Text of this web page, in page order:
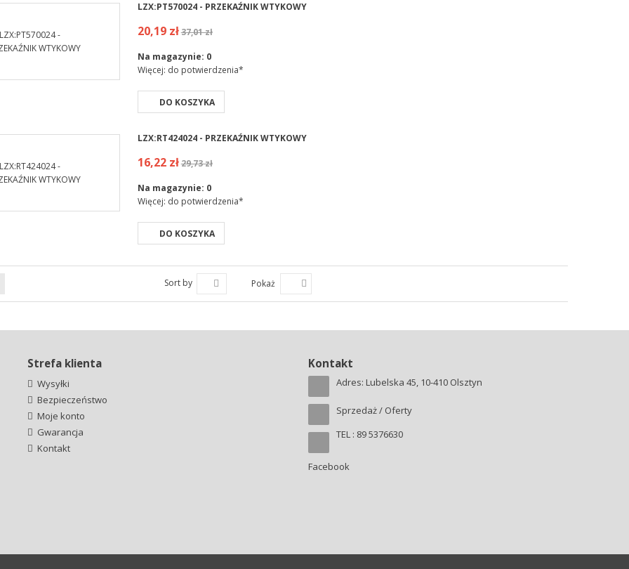
LZX:PT570024 - PRZEKAŹNIK WTYKOWY
20,19 zł37,01 zł
Na magazynie: 0
Więcej: do potwierdzenia*
DO KOSZYKA
LZX:RT424024 - PRZEKAŹNIK WTYKOWY
16,22 zł29,73 zł
Na magazynie: 0
Więcej: do potwierdzenia*
DO KOSZYKA
Sort by Pokaż
Strefa klienta
Wysyłki
Bezpieczeństwo
Moje konto
Gwarancja
Kontakt
Kontakt
Adres: Lubelska 45, 10-410 Olsztyn
Sprzedaż / Oferty
TEL : 89 5376630
Facebook